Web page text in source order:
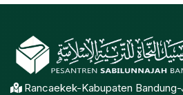
Rancaekek-Kabupaten